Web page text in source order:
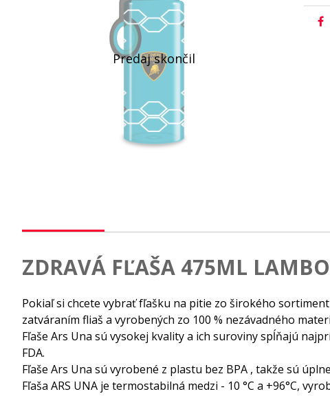
ZDRAVÁ FĽAŠA 475ML
Pokiaľ si chcete vybrať fľašku na pitie zo širokého
zatváraním fliaš a vyrobených zo 100 % nezávadného
Fľaše Ars Una sú vysokej kvality a ich suroviny spĺňajú
FDA.
Fľaše Ars Una sú vyrobené z plastu bez BPA , takže sú
Fľaša ARS UNA je termostabilná medzi - 10 °C a +96°C,